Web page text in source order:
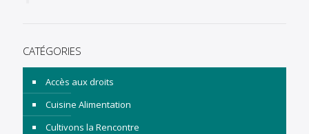
CATÉGORIES
Accès aux droits
Cuisine Alimentation
Cultivons la Rencontre